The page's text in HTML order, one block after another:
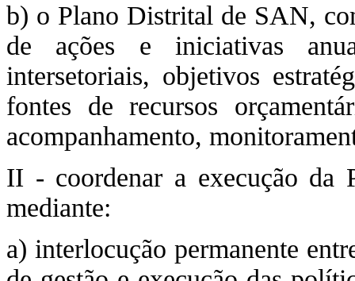
b) o Plano Distrital de SAN,
de ações e iniciativas
intersetoriais, objetivos
fontes de recursos
acompanhamento,
II - coordenar a execução
mediante:
a) interlocução permanente